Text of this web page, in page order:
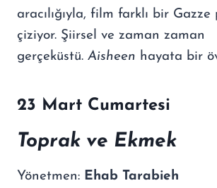
aracılığıyla, film farklı bir Gazze
çiziyor. Şiirsel ve zaman zaman
gerçeküstü. Aisheen hayata bir
23 Mart Cumartesi
Toprak ve Ekmek
Yönetmen: Ehab Tarabieh